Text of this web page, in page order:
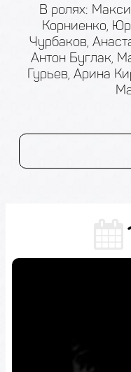
В ролях:
Корниенко,
Чурбаков,
Антон Буглак,
Гурьев, Арина